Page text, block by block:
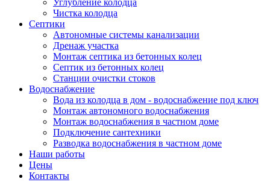
Углубление колодца
Чистка колодца
Септики
Автономные системы канализации
Дренаж участка
Монтаж септика из бетонных колец
Септик из бетонных колец
Станции очистки стоков
Водоснабжение
Вода из колодца в дом - водоснабжение под ключ
Монтаж автономного водоснабжения
Монтаж водоснабжения в частном доме
Подключение сантехники
Разводка водоснабжения в частном доме
Наши работы
Цены
Контакты